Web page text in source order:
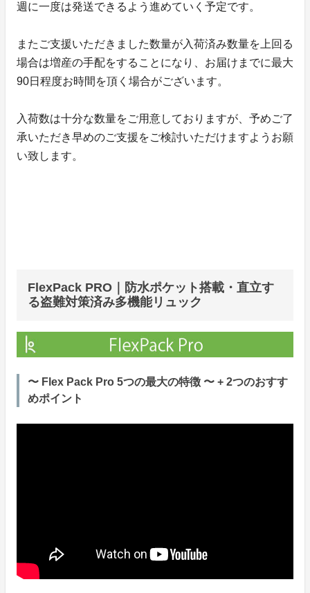
週に一度は発送できるよう進めていく予定です。
またご支援いただきました数量が入荷済み数量を上回る
場合は増産の手配をすることになり、お届けまでに最大
90日程度お時間を頂く場合がございます。
入荷数は十分な数量をご用意しておりますが、予めご了
承いただき早めのご支援をご検討いただけますようお願
い致します。
FlexPack PRO｜防水ポケット搭載・直立す
る盗難対策済み多機能リュック
〜 Flex Pack Pro 5つの最大の特徴 〜 + 2つのおすす
めポイント